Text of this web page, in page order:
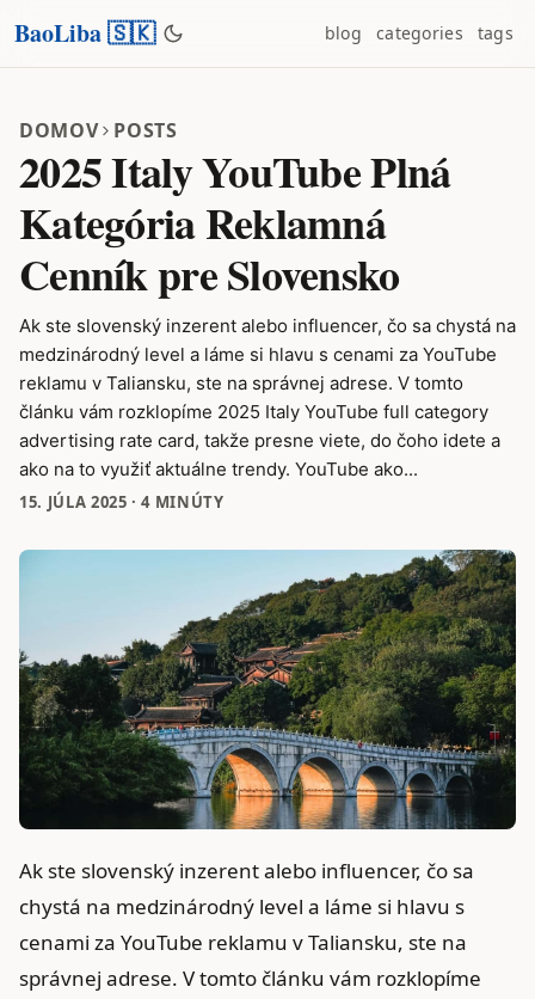
BaoLiba 🇸🇰 blog categories tags
DOMOV POSTS
2025 Italy YouTube Plná
Kategória Reklamná
Cenník pre Slovensko
Ak ste slovenský inzerent alebo influencer, čo sa chystá na
medzinárodný level a láme si hlavu s cenami za YouTube
reklamu v Taliansku, ste na správnej adrese. V tomto
článku vám rozklopíme 2025 Italy YouTube full category
advertising rate card, takže presne viete, do čoho idete a
ako na to využiť aktuálne trendy. YouTube ako...
15. JÚLA 2025 ·4 MINÚTY
Ak ste slovenský inzerent alebo influencer, čo sa
chystá na medzinárodný level a láme si hlavu s
cenami za YouTube reklamu v Taliansku, ste na
správnej adrese. V tomto článku vám rozklopíme